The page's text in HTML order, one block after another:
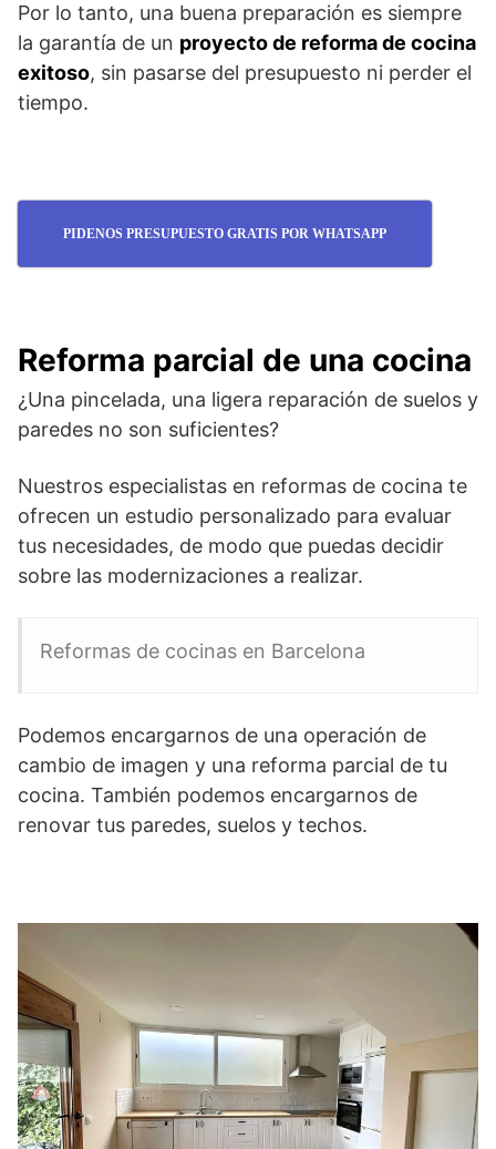
Por lo tanto, una buena preparación es siempre
la garantía de un proyecto de reforma de cocina
exitoso, sin pasarse del presupuesto ni perder el
tiempo.
PIDENOS PRESUPUESTO GRATIS POR WHATSAPP
Reforma parcial de una cocina
¿Una pincelada, una ligera reparación de suelos y
paredes no son suficientes?
Nuestros especialistas en reformas de cocina te
ofrecen un estudio personalizado para evaluar
tus necesidades, de modo que puedas decidir
sobre las modernizaciones a realizar.
Reformas de cocinas en Barcelona
Podemos encargarnos de una operación de
cambio de imagen y una reforma parcial de tu
cocina. También podemos encargarnos de
renovar tus paredes, suelos y techos.